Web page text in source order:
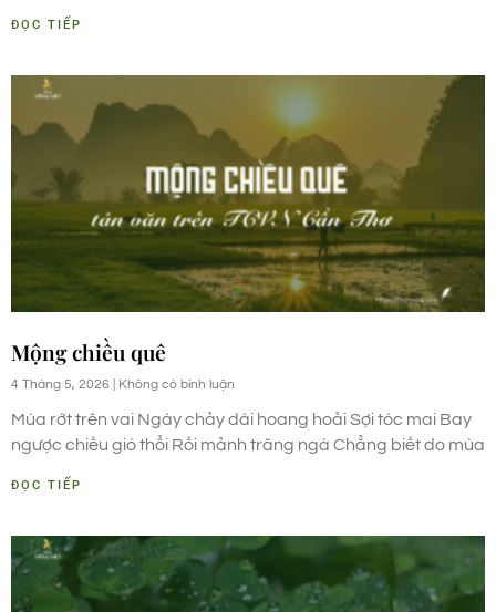
ĐỌC TIẾP
Mộng chiều quê
4 Tháng 5, 2026 Không có bình luận
Mùa rớt trên vai Ngày chảy dài hoang hoải Sợi tóc mai Bay
ngược chiều gió thổi Rối mảnh trăng ngà Chẳng biết do mùa
ĐỌC TIẾP